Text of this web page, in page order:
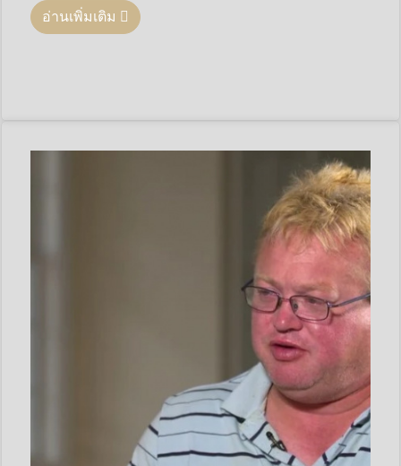
อ่านเพิ่มเติม